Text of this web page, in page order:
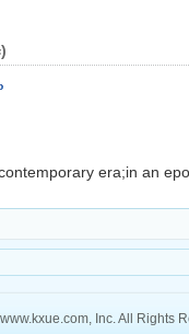
era;in an
Inc. All Rights